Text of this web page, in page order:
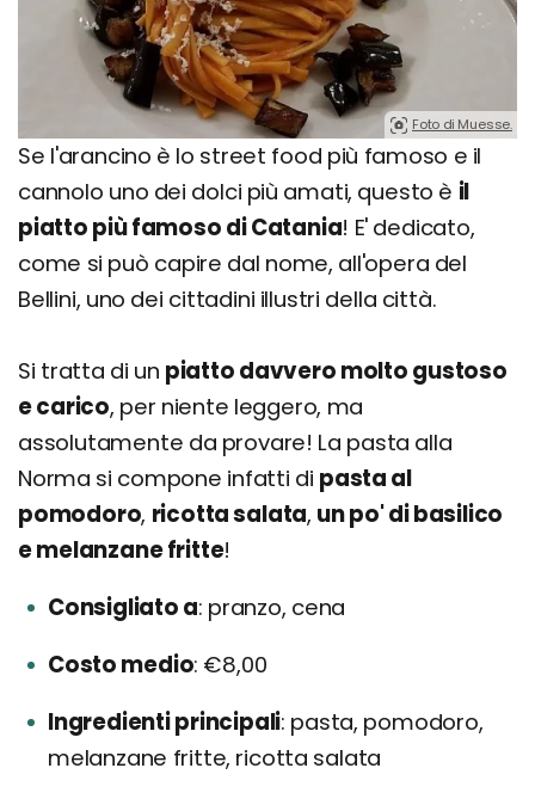
Foto di Muesse.
Se l'arancino è lo street food più famoso e il
cannolo uno dei dolci più amati, questo è il
piatto più famoso di Catania! E' dedicato,
come si può capire dal nome, all'opera del
Bellini, uno dei cittadini illustri della città.
Si tratta di un piatto davvero molto gustoso
e carico, per niente leggero, ma
assolutamente da provare! La pasta alla
Norma si compone infatti di pasta al
pomodoro, ricotta salata, un po' di basilico
e melanzane fritte!
Consigliato a pranzo, cena
Costo medio €8,00
Ingredienti principali pasta, pomodoro,
melanzane fritte, ricotta salata